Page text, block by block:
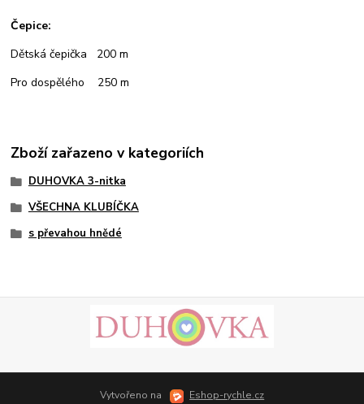
Čepice:
Dětská čepička 200 m
Pro dospělého 250 m
Zboží zařazeno v kategoriích
DUHOVKA 3-nitka
VŠECHNA KLUBÍČKA
s převahou hnědé
Vytvořeno na Eshop-rychle.cz